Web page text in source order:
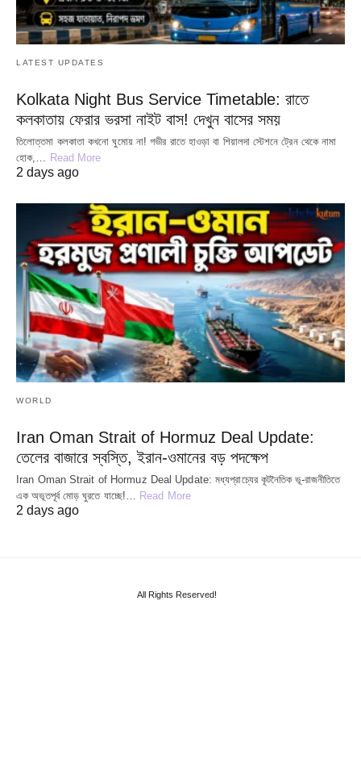
LATEST UPDATES
Kolkata Night Bus Service Timetable: রাতে
কলকাতায় ফেরার ভরসা নাইট বাস! দেখুন বাসের সময়
তিলোত্তমা কলকাতা কখনো ঘুমোয় না! গভীর রাতে হাওড়া বা শিয়ালদা স্টেশনে ট্রেন থেকে নামা
হোক,…
Read More
2 days ago
WORLD
Iran Oman Strait of Hormuz Deal Update:
তেলের বাজারে স্বস্তি, ইরান-ওমানের বড় পদক্ষেপ
Iran Oman Strait of Hormuz Deal Update: মধ্যপ্রাচ্যের কূটনৈতিক ভূ-রাজনীতিতে
এক অভূতপূর্ব মোড় ঘুরতে যাচ্ছে!… Read More
2 days ago
All Rights Reserved!